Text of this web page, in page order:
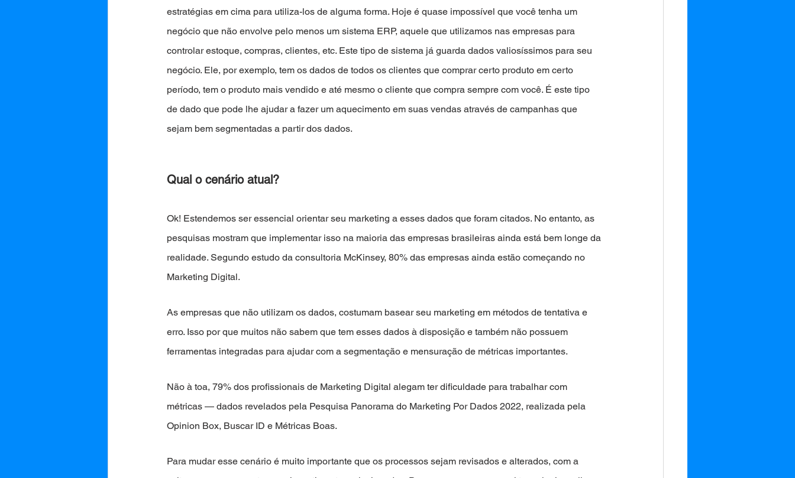
estratégias em cima para utiliza-los de alguma forma. Hoje é quase impossível que você tenha um
negócio que não envolve pelo menos um sistema ERP, aquele que utilizamos nas empresas para
controlar estoque, compras, clientes, etc. Este tipo de sistema já guarda dados valiosíssimos para seu
negócio. Ele, por exemplo, tem os dados de todos os clientes que comprar certo produto em certo
período, tem o produto mais vendido e até mesmo o cliente que compra sempre com você. É este tipo
de dado que pode lhe ajudar a fazer um aquecimento em suas vendas através de campanhas que
sejam bem segmentadas a partir dos dados.
Qual o cenário atual?
Ok! Estendemos ser essencial orientar seu marketing a esses dados que foram citados. No entanto, as
pesquisas mostram que implementar isso na maioria das empresas brasileiras ainda está bem longe da
realidade. Segundo estudo da consultoria McKinsey, 80% das empresas ainda estão começando no
Marketing Digital.
As empresas que não utilizam os dados, costumam basear seu marketing em métodos de tentativa e
erro. Isso por que muitos não sabem que tem esses dados à disposição e também não possuem
ferramentas integradas para ajudar com a segmentação e mensuração de métricas importantes.
Não à toa, 79% dos profissionais de Marketing Digital alegam ter dificuldade para trabalhar com
métricas — dados revelados pela Pesquisa Panorama do Marketing Por Dados 2022, realizada pela
Opinion Box, Buscar ID e Métricas Boas.
Para mudar esse cenário é muito importante que os processos sejam revisados e alterados, com a